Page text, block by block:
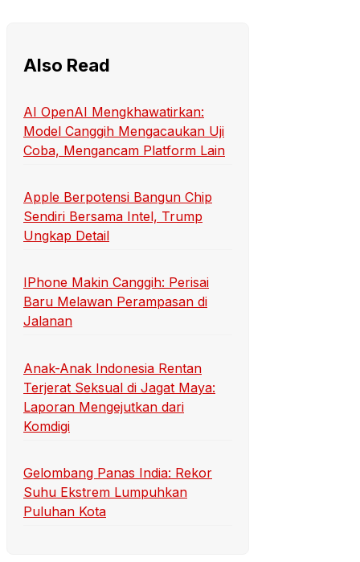
Also Read
AI OpenAI Mengkhawatirkan:
Model Canggih Mengacaukan Uji
Coba, Mengancam Platform Lain
Apple Berpotensi Bangun Chip
Sendiri Bersama Intel, Trump
Ungkap Detail
IPhone Makin Canggih: Perisai
Baru Melawan Perampasan di
Jalanan
Anak-Anak Indonesia Rentan
Terjerat Seksual di Jagat Maya:
Laporan Mengejutkan dari
Komdigi
Gelombang Panas India: Rekor
Suhu Ekstrem Lumpuhkan
Puluhan Kota